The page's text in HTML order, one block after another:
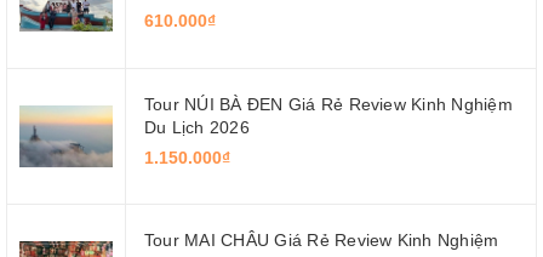
610.000₫
Tour NÚI BÀ ĐEN Giá Rẻ Review Kinh Nghiệm
Du Lịch 2026
1.150.000₫
Tour MAI CHÂU Giá Rẻ Review Kinh Nghiệm